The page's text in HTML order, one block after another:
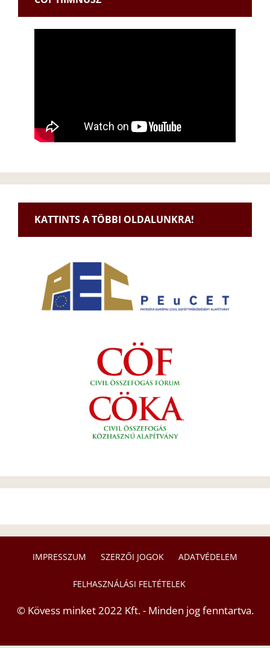
KATTINTS A TÖBBI OLDALUNKRA!
IMPRESSZUM SZERZŐI JOGOK ADATVÉDELEM
FELHASZNÁLÁSI FELTÉTELEK
© Kövess minket 2022 Kft. - Minden jog fenntartva.